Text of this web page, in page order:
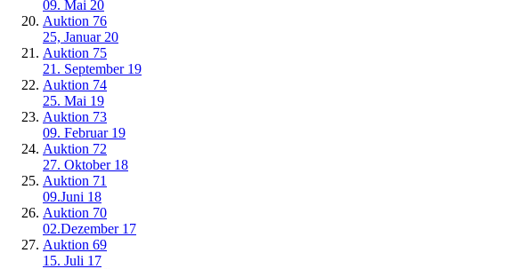
09. Mai 20
Auktion 76
25, Januar 20
Auktion 75
21. September 19
Auktion 74
25. Mai 19
Auktion 73
09. Februar 19
Auktion 72
27. Oktober 18
Auktion 71
09.Juni 18
Auktion 70
02.Dezember 17
Auktion 69
15. Juli 17